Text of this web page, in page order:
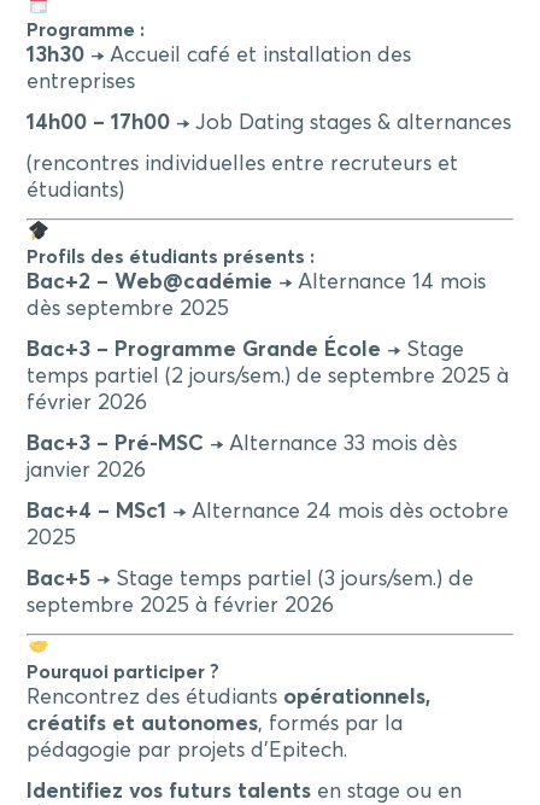
Programme :
13h30 → Accueil café et installation des
entreprises
14h00 – 17h00 → Job Dating stages & alternances
(rencontres individuelles entre recruteurs et
étudiants)
Profils des étudiants présents :
Bac+2 – Web@cadémie → Alternance 14 mois
dès septembre 2025
Bac+3 – Programme Grande École → Stage
temps partiel (2 jours/sem.) de septembre 2025 à
février 2026
Bac+3 – Pré-MSC → Alternance 33 mois dès
janvier 2026
Bac+4 – MSc1 → Alternance 24 mois dès octobre
2025
Bac+5 → Stage temps partiel (3 jours/sem.) de
septembre 2025 à février 2026
Pourquoi participer ?
Rencontrez des étudiants opérationnels,
créatifs et autonomes, formés par la
pédagogie par projets d’Epitech.
Identifiez vos futurs talents en stage ou en